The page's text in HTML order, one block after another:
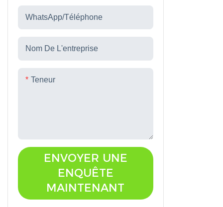
WhatsApp/téléphone
Nom De L'entreprise
Teneur
ENVOYER UNE
ENQUÊTE
MAINTENANT